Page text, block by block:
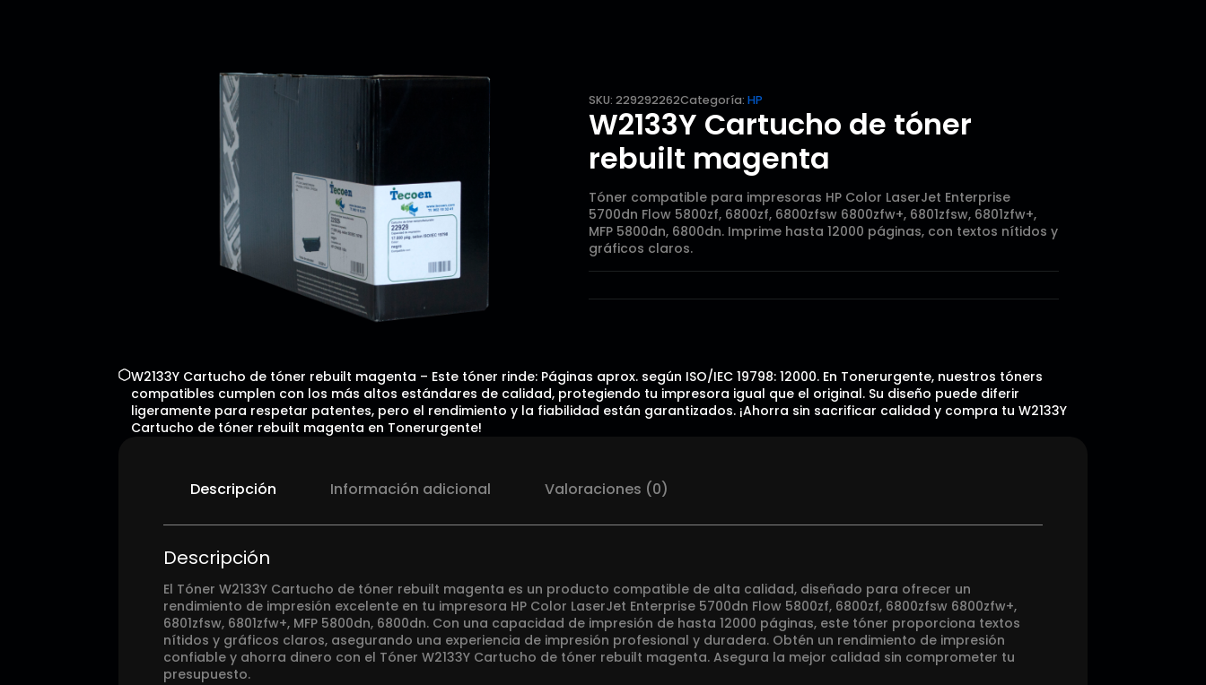
SKU: 229292262Categoría: HP
W2133Y Cartucho de tóner
rebuilt magenta
Tóner compatible para impresoras HP Color LaserJet Enterprise
5700dn Flow 5800zf, 6800zf, 6800zfsw 6800zfw+, 6801zfsw, 6801zfw+,
MFP 5800dn, 6800dn. Imprime hasta 12000 páginas, con textos nítidos y
gráficos claros.
W2133Y Cartucho de tóner rebuilt magenta – Este tóner rinde: Páginas aprox. según ISO/IEC 19798: 12000. En Tonerurgente, nuestros tóners
compatibles cumplen con los más altos estándares de calidad, protegiendo tu impresora igual que el original. Su diseño puede diferir
ligeramente para respetar patentes, pero el rendimiento y la fiabilidad están garantizados. ¡Ahorra sin sacrificar calidad y compra tu W2133Y
Cartucho de tóner rebuilt magenta en Tonerurgente!
Descripción Información adicional Valoraciones (0)
Descripción
El Tóner W2133Y Cartucho de tóner rebuilt magenta es un producto compatible de alta calidad, diseñado para ofrecer un
rendimiento de impresión excelente en tu impresora HP Color LaserJet Enterprise 5700dn Flow 5800zf, 6800zf, 6800zfsw 6800zfw+,
6801zfsw, 6801zfw+, MFP 5800dn, 6800dn. Con una capacidad de impresión de hasta 12000 páginas, este tóner proporciona textos
nítidos y gráficos claros, asegurando una experiencia de impresión profesional y duradera. Obtén un rendimiento de impresión
confiable y ahorra dinero con el Tóner W2133Y Cartucho de tóner rebuilt magenta. Asegura la mejor calidad sin comprometer tu
presupuesto.